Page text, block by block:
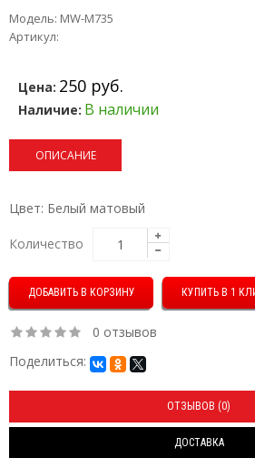
Модель: MW-M735
Артикул:
Цена: 250 руб.
Наличие: В наличии
ОПИСАНИЕ
Цвет: Белый матовый
Количество
КУПИТЬ В 1
0 отзывов
Поделиться:
ОТЗЫВОВ (0)
ДОСТАВКА